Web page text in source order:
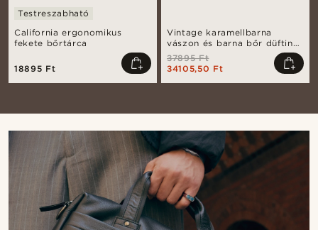
California ergonomikus
fekete bőrtárca
Testreszabható
18895 Ft
Vintage karamellbarna
vászon és barna bőr düftin
táska
37895 Ft
34105,50 Ft